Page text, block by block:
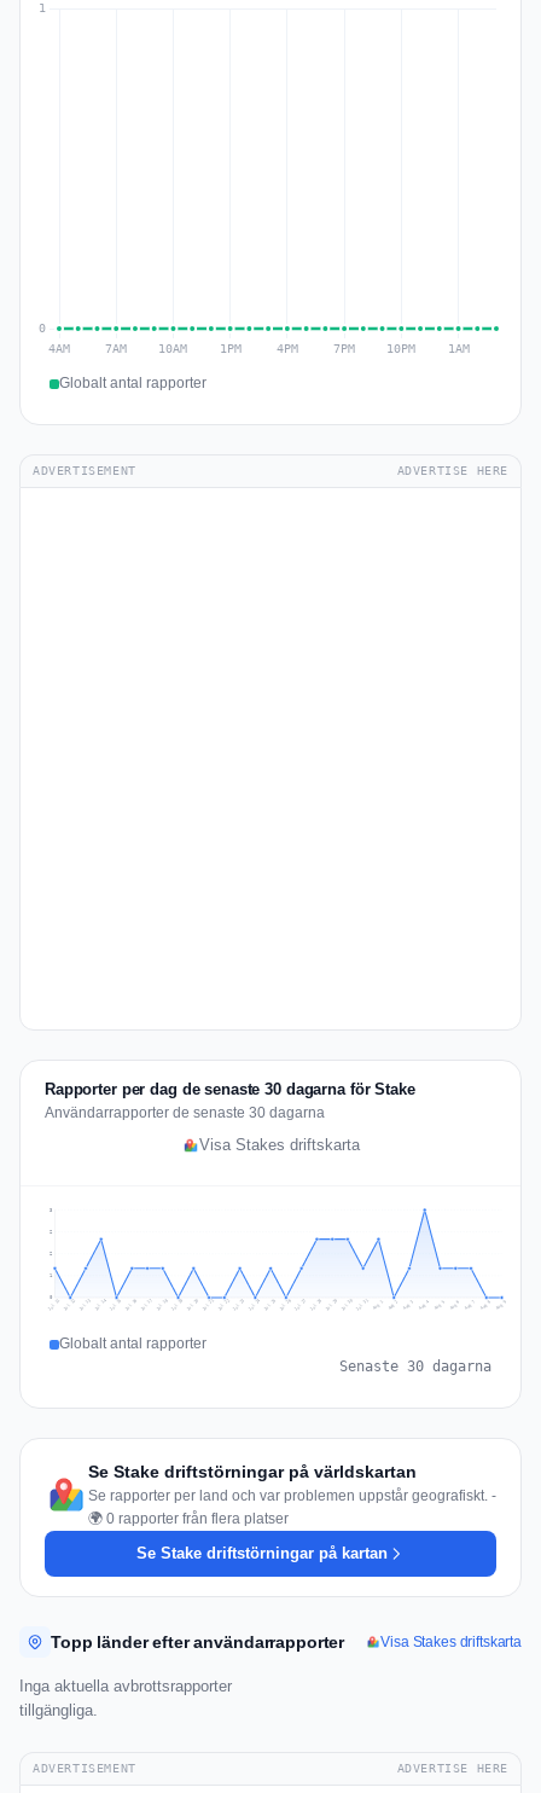
Globalt antal rapporter
ADVERTISEMENT ADVERTISE HERE
Rapporter per dag de senaste 30 dagarna för Stake
Användarrapporter de senaste 30 dagarna
Visa Stakes driftskarta
1
2
2
3
Jul 11 Jul 12 Jul 13 Jul 14 Jul 15 Jul 16 Jul 17 Jul 18 Jul 19 Jul 20 Jul 21 Jul 22 Jul 23 Jul 24 Jul 25 Jul 26 Jul 27 Jul 28 Jul 29 Jul 30 Jul 31 Aug 1 Aug 2 Aug 3 Aug 4 Aug 5 Aug 6 Aug 7 Aug 8 Aug 9
Globalt antal rapporter
Senaste 30 dagarna
Se Stake driftstörningar på världskartan
Se rapporter per land och var problemen uppstår geografiskt. -
🌍 0 rapporter från flera platser
Se Stake driftstörningar på kartan
Topp länder efter användarrapporter Visa Stakes driftskarta
Inga aktuella avbrottsrapporter
tillgängliga.
ADVERTISEMENT ADVERTISE HERE